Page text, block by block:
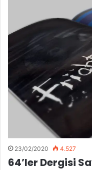
23/02/2020 4.527
64’ler Dergisi